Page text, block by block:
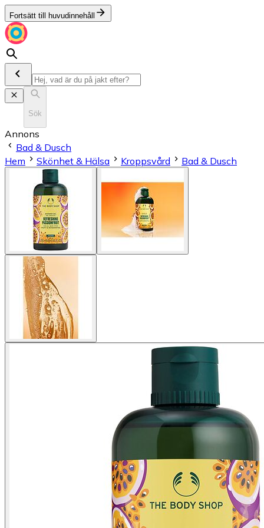
Fortsätt till huvudinnehåll
Sök
Annons
Bad & Dusch
Hem
Skönhet & Hälsa Kroppsvård Bad & Dusch